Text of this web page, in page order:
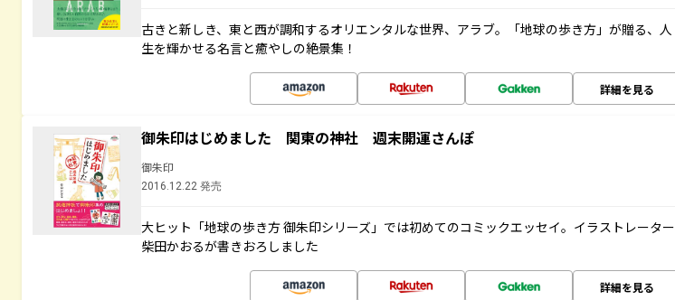
古きと新しき、東と西が調和するオリエンタルな世界、アラブ。「地球の歩き方」が贈る、人
生を輝かせる名言と癒やしの絶景集！
詳細を見る
御朱印はじめました 関東の神社 週末開運さんぽ
御朱印
2016.12.22 発売
大ヒット「地球の歩き方 御朱印シリーズ」では初めてのコミックエッセイ。イラストレーター
柴田かおるが書きおろしました
詳細を見る